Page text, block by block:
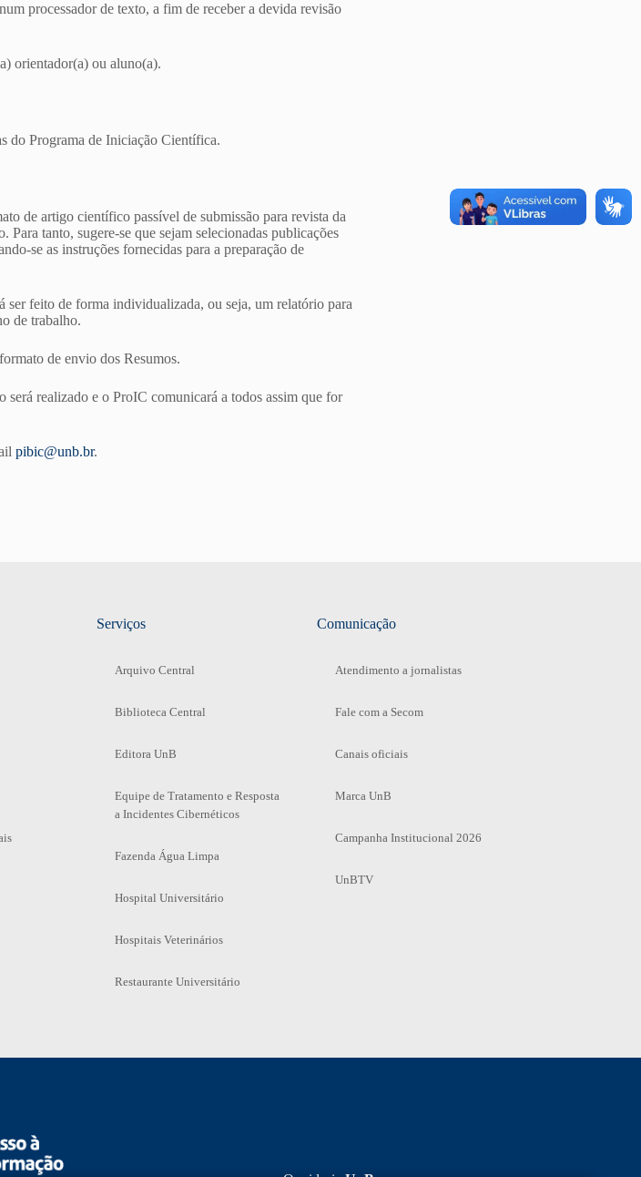
processador de texto, a fim de receber a devida revisão
orientador(a) ou aluno(a).
do Programa de Iniciação Científica.
de artigo científico passível de submissão para revista da
tanto, sugere-se que sejam selecionadas publicações
se as instruções fornecidas para a preparação de
feito de forma individualizada, ou seja, um relatório para
de trabalho.
de envio dos Resumos.
realizado e o ProIC comunicará a todos assim que for
pibic@unb.br.
Serviços
Arquivo Central
Biblioteca Central
Editora UnB
Equipe de Tratamento e Resposta
a Incidentes Cibernéticos
Fazenda Água Limpa
Hospital Universitário
Hospitais Veterinários
Restaurante Universitário
Comunicação
Atendimento a jornalistas
Fale com a Secom
Canais oficiais
Marca UnB
Campanha Institucional 2026
UnBTV